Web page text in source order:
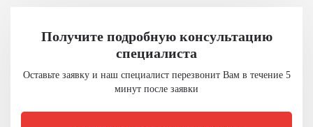
Получите подробную консультацию
специалиста
Оставьте заявку и наш специалист перезвонит Вам в течение 5
минут после заявки